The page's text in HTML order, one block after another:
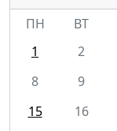
ПН
ВТ
1
2
8
9
15
16